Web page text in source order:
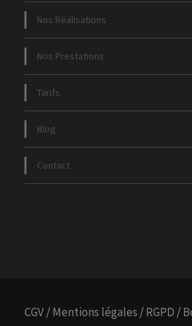
Nos Réalisations
Nos Prestations
Tarifs
Blog
Contact
CGV/Mentions légales /RGPD /